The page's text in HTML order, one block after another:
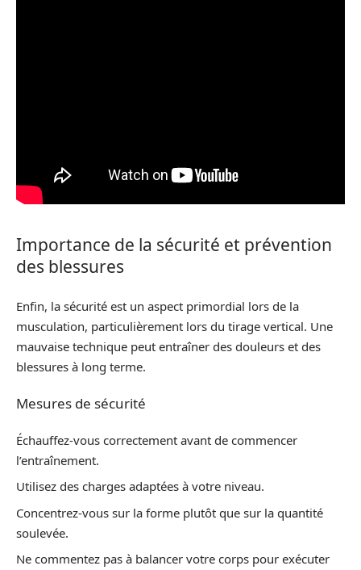
Importance de la sécurité et prévention
des blessures
Enfin, la sécurité est un aspect primordial lors de la
musculation, particulièrement lors du tirage vertical. Une
mauvaise technique peut entraîner des douleurs et des
blessures à long terme.
Mesures de sécurité
Échauffez-vous correctement avant de commencer
l’entraînement.
Utilisez des charges adaptées à votre niveau.
Concentrez-vous sur la forme plutôt que sur la quantité
soulevée.
Ne commentez pas à balancer votre corps pour exécuter